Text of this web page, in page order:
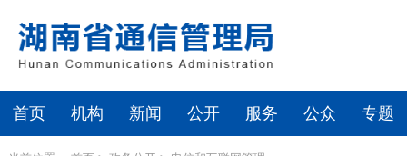
首页 机构 新闻 公开 服务 公众 专题